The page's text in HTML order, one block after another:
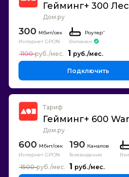
Гейминг+ 300
Дом.ру
300
Интернет GPON
Роутер*
Включен
1
1100
Подключить
Тариф
Гейминг+ 600
Дом.ру
600
Интернет GPON
190 Каналов
Телевидение
1
1500